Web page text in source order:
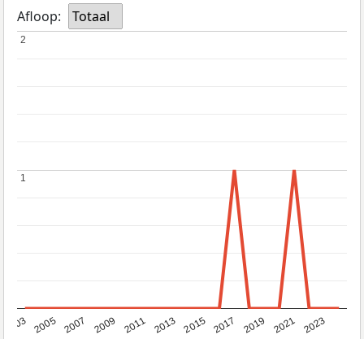
Afloop: Totaal
2003 2005 2007 2009 2011 2013 2015 2017 2019 2021 2023
1
1
2
2